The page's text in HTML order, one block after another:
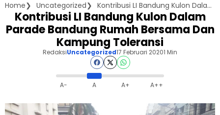
Home Uncategorized Kontribusi LI Bandung Kulon Dalam Parade Bandung Rumah Bersama Dan Kampung Toleransi
Kontribusi LI Bandung Kulon Dalam
Parade Bandung Rumah Bersama Dan
Kampung Toleransi
RedaksiUncategorized17 Februari 20201 Min
A- A A+ A++